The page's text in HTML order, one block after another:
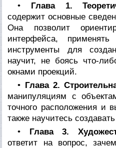
• Глава 1.
содержит основные
Она позволит
интерфейса,
инструменты для
научит, не боясь что-
окнами проекций.
• Глава 2.
манипуляциям с
точного расположения и
также научитесь
• Глава 3.
ответит на вопрос,